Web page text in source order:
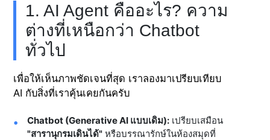
1. AI Agent คืออะไร? ความ
ต่างที่เหนือกว่า Chatbot
ทั่วไป
เพื่อให้เห็นภาพชัดเจนที่สุด เราลองมาเปรียบเทียบ
AI กับสิ่งที่เราคุ้นเคยกันครับ
Chatbot (Generative AI แบบเดิม):เปรียบเสมือน
"สารานุกรมเดินได้"หรือบรรณารักษ์ในห้องสมุดที่